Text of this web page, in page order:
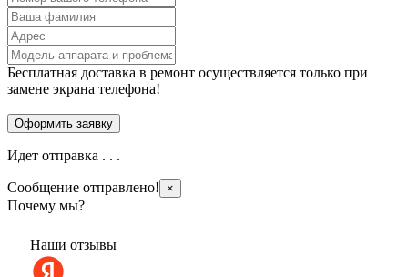
Бесплатная доставка в ремонт осуществляется только при
замене экрана телефона!
Идет отправка . . .
Сообщение отправлено! ×
Почему мы?
Наши отзывы